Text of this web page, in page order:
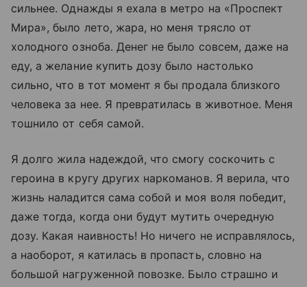
сильнее. Однажды я ехала в метро на «Проспект
Мира», было лето, жара, но меня трясло от
холодного озноба. Денег не было совсем, даже на
еду, а желание купить дозу было настолько
сильно, что в тот момент я бы продала близкого
человека за нее. Я превратилась в животное. Меня
тошнило от себя самой.
Я долго жила надеждой, что смогу соскочить с
героина в кругу других наркоманов. Я верила, что
жизнь наладится сама собой и моя воля победит,
даже тогда, когда они будут мутить очередную
дозу. Какая наивность! Но ничего не исправлялось,
а наоборот, я катилась в пропасть, словно на
большой нагруженной повозке. Было страшно и